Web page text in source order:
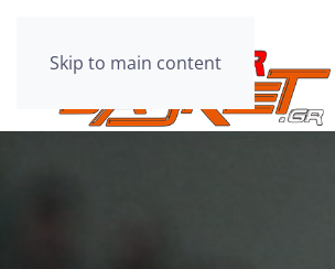
Skip to main content